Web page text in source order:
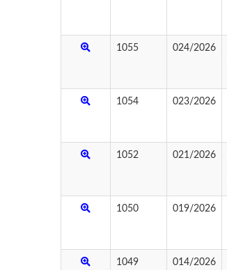
1055 024/2026
1054 023/2026
1052 021/2026
1050 019/2026
1049 014/2026